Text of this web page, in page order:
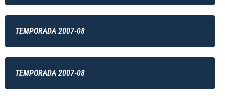
TEMPORADA 2007-08
TEMPORADA 2007-08